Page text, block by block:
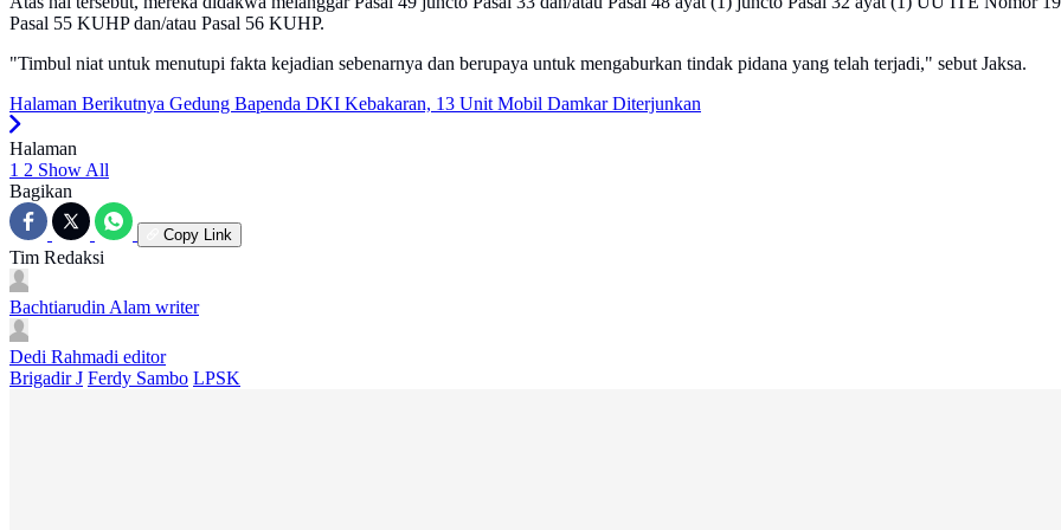
Pasal 55 KUHP dan/atau Pasal 56 KUHP.
"Timbul niat untuk menutupi fakta kejadian sebenarnya dan berupaya untuk mengaburkan tindak pidana yang telah terjadi," sebut Jaksa.
Halaman Berikutnya Gedung Bapenda DKI Kebakaran, 13 Unit Mobil Damkar Diterjunkan
Halaman
1 2 Show All
Bagikan
Copy Link
Tim Redaksi
Bachtiarudin Alam writer
Dedi Rahmadi editor
Brigadir J Ferdy Sambo LPSK